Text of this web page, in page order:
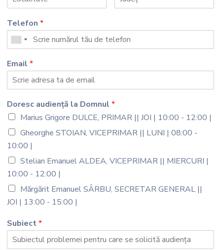
Telefon*
Email*
Doresc audiență la Domnul*
Marius Grigore DULCE, PRIMAR || JOI | 10:00 - 12:00 |
Gheorghe STOIAN, VICEPRIMAR || LUNI | 08:00 -
10:00 |
Stelian Emanuel ALDEA, VICEPRIMAR || MIERCURI |
10:00 - 12:00 |
Mărgărit Emanuel SÂRBU, SECRETAR GENERAL ||
JOI | 13:00 - 15:00 |
Subiect*